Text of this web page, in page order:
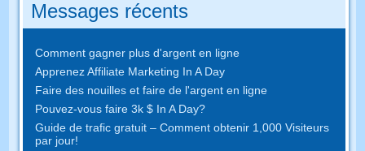
Messages récents
Comment gagner plus d'argent en ligne
Apprenez Affiliate Marketing In A Day
Faire des nouilles et faire de l'argent en ligne
Pouvez-vous faire 3k $ In A Day?
Guide de trafic gratuit – Comment obtenir 1,000 Visiteurs
par jour!